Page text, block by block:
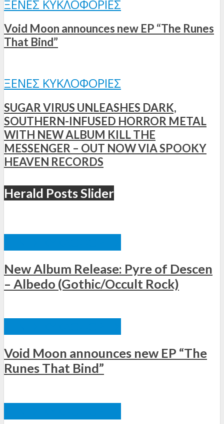
ΞΈΝΕΣ ΚΥΚΛΟΦΟΡΊΕΣ
Void Moon announces new EP “The Runes
That Bind”
ΞΈΝΕΣ ΚΥΚΛΟΦΟΡΊΕΣ
SUGAR VIRUS UNLEASHES DARK,
SOUTHERN-INFUSED HORROR METAL
WITH NEW ALBUM KILL THE
MESSENGER – OUT NOW VIA SPOOKY
HEAVEN RECORDS
Herald Posts Slider
New Album Release: Pyre of Descen
– Albedo (Gothic/Occult Rock)
Void Moon announces new EP “The
Runes That Bind”